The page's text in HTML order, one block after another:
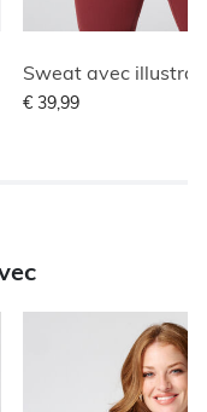
Sweat avec
€ 39,99